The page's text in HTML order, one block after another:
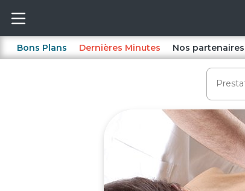
Bons Plans Dernières Minutes Nos partenaires